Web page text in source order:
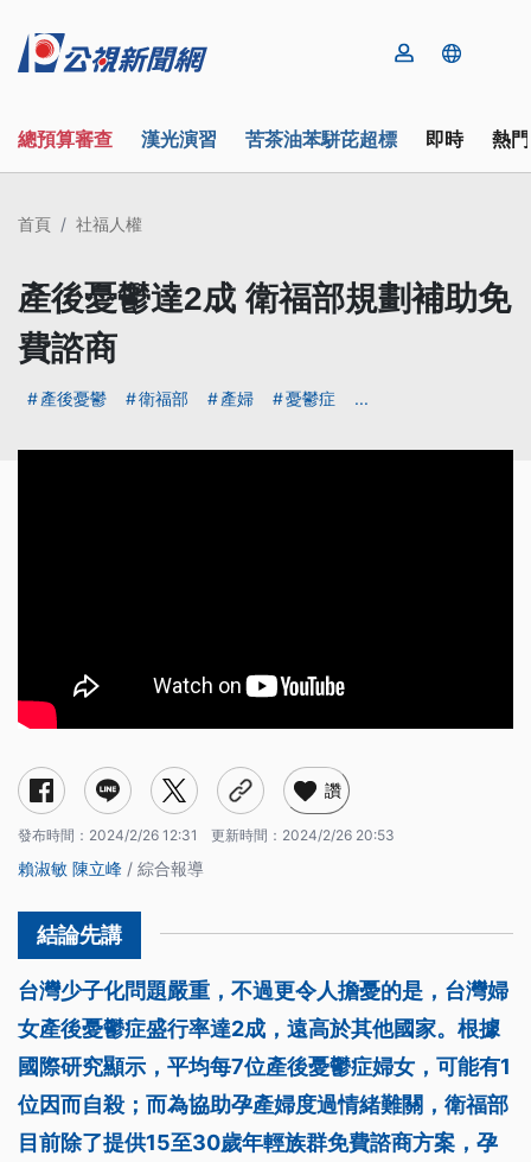
總預算審查 漢光演習 苦茶油苯駢芘超標 即時 熱
首頁 社福人權
產後憂鬱達2成 衛福部規劃補助免
費諮商
產後憂鬱 衛福部 產婦 憂鬱症 ...
讚
發布時間： 2024/2/26 12:31 更新時間： 2024/2/26 20:53
賴淑敏 陳立峰 / 綜合報導
台灣少子化問題嚴重，不過更令人擔憂的是，台灣婦
女產後憂鬱症盛行率達2成，遠高於其他國家。根據
國際研究顯示，平均每7位產後憂鬱症婦女，可能有1
位因而自殺；而為協助孕產婦度過情緒難關，衛福部
目前除了提供15至30歲年輕族群免費諮商方案，孕